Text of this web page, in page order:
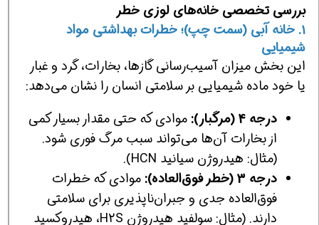
بررسی تخصصی خانه‌های لوزی خطر
۱. خانه آبی (سمت چپ)؛ خطرات بهداشتی مواد
شیمیایی
این بخش میزان آسیب‌رسانی گازها، بخارات، گرد و غبار
یا خود ماده شیمیایی بر سلامتی انسان را نشان می‌دهد:
درجه 4 (مرگبار):
موادی که حتی مقدار بسیار کمی
از بخارات آن‌ها می‌تواند سبب مرگ فوری شود.
(مثال: هیدروژن سیانید HCN).
درجه 3 (خطر فوق‌العاده):
موادی که خطرات
فوق‌العاده جدی و جبران‌ناپذیری برای سلامتی
دارند. (مثال: سولفید هیدروژن H2S، هیدروکسید